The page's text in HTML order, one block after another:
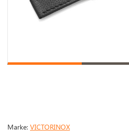
Marke: VICTORINOX